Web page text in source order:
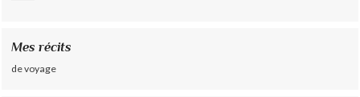
Mes récits
de voyage